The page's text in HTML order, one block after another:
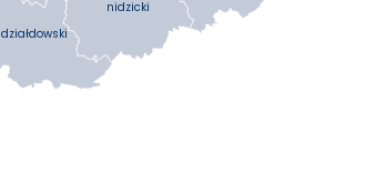
działdowski
nidzicki